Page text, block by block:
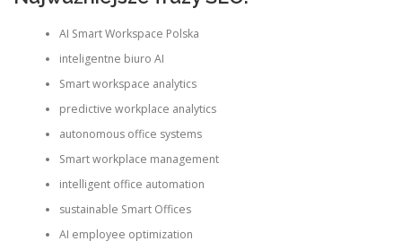
AI Smart Workspace Polska
inteligentne biuro AI
Smart workspace analytics
predictive workplace analytics
autonomous office systems
Smart workplace management
intelligent office automation
sustainable Smart Offices
AI employee optimization